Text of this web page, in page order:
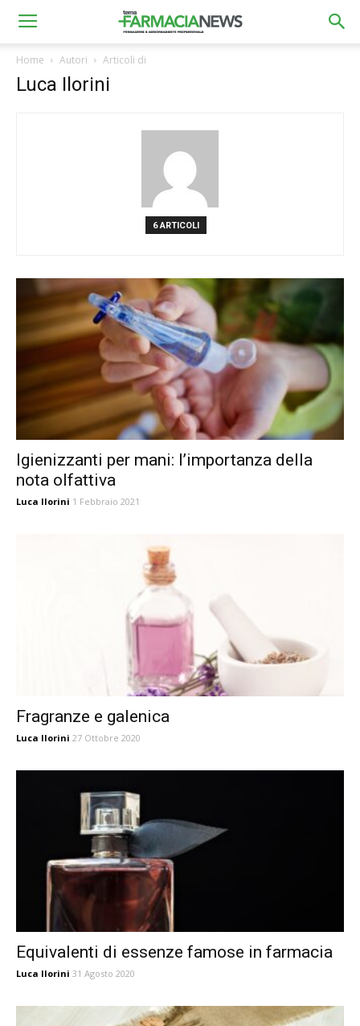
Home Autori Articoli di
Luca Ilorini
6 ARTICOLI
Igienizzanti per mani: l’importanza della
nota olfattiva
Luca Ilorini 1 Febbraio 2021
Fragranze e galenica
Luca Ilorini 27 Ottobre 2020
Equivalenti di essenze famose in farmacia
Luca Ilorini 31 Agosto 2020